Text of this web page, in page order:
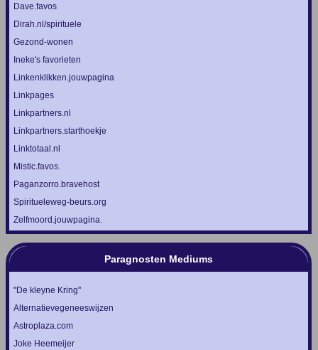
Dave.favos
Dirah.nl/spirituele
Gezond-wonen
Ineke's favorieten
Linkenklikken.jouwpagina
Linkpages
Linkpartners.nl
Linkpartners.starthoekje
Linktotaal.nl
Mistic.favos.
Paganzorro.bravehost
Spiritueleweg-beurs.org
Zelfmoord.jouwpagina.
Paragnosten Mediums
''De kleyne Kring''
Alternatievegeneeswijzen
Astroplaza.com
Joke Heemeijer